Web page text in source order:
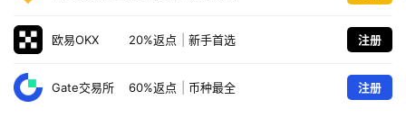
欧易OKX 20%返点 新手首选 注册
Gate交易所 60%返点 币种最全 注册